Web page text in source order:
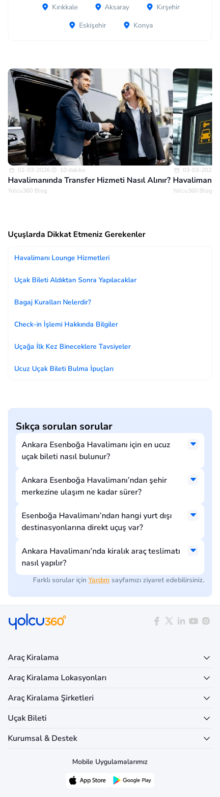
Kırıkkale Aksaray
Kırşehir
Eskişehir
Konya
02-03-2026 10 dakika
Havalimanında Transfer Hizmeti Nasıl Alınır?
Yolcu360 Blog
03-03-2026
Yolcu360 Blog
Uçuşlarda Dikkat Etmeniz Gerekenler
Havalimanı Lounge Hizmetleri
Uçak Bileti Aldıktan Sonra Yapılacaklar
Bagaj Kuralları Nelerdir?
Check-in İşlemi Hakkında Bilgiler
Uçağa İlk Kez Bineceklere Tavsiyeler
Ucuz Uçak Bileti Bulma İpuçları
Sıkça sorulan sorular
Ankara Esenboğa Havalimanı için en ucuz
uçak bileti nasıl bulunur?
Ankara Esenboğa Havalimanı’ndan şehir
merkezine ulaşım ne kadar sürer?
Esenboğa Havalimanı’ndan hangi yurt dışı
destinasyonlarına direkt uçuş var?
Ankara Havalimanı’nda kiralık araç teslimatı
nasıl yapılır?
Farklı sorular için Yardım sayfamızı ziyaret edebilirsiniz.
Araç Kiralama
Araç Kiralama Lokasyonları
Araç Kiralama Şirketleri
Uçak Bileti
Kurumsal & Destek
Mobile Uygulamalarımız